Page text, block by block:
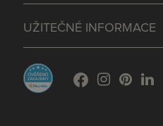
UŽITEČNÉ INFORMACE